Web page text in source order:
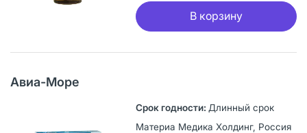
В корзину
Авиа-Море
Длинный срок
Материа Медика Холдинг, Россия